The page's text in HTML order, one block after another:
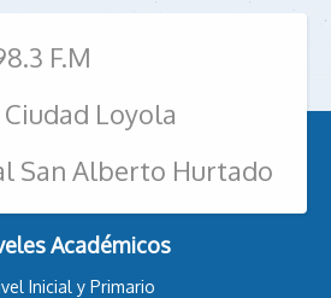
F.M
Loyola
San Alberto Hurtado
Académicos
Inicial y Primario